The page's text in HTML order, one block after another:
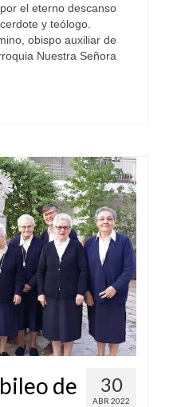
el eterno descanso
y teólogo.
obispo auxiliar de
Nuestra Señora
30
ABR 2022
de